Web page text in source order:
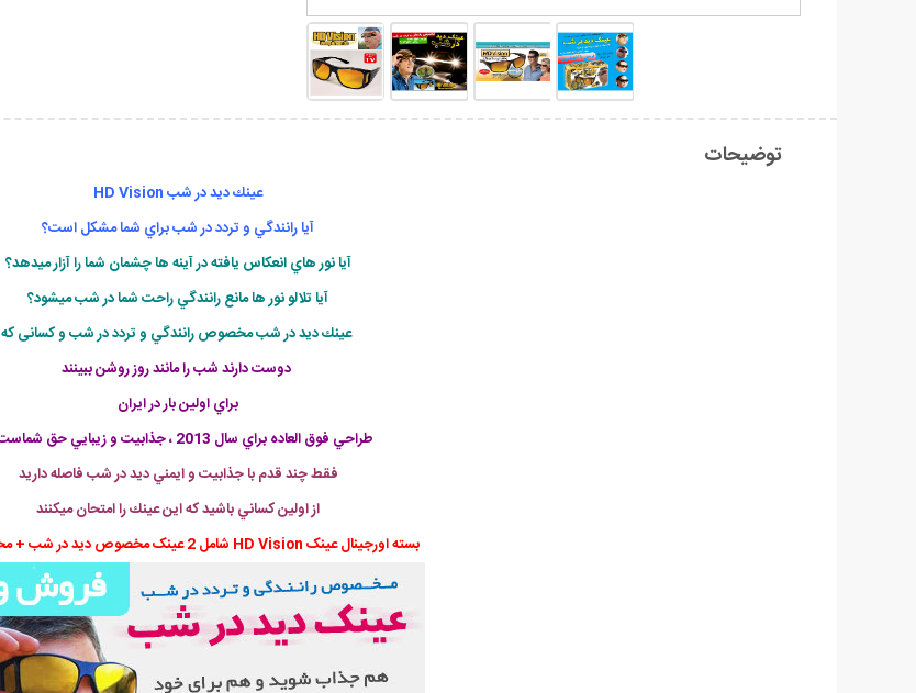
توضیحات
عينك ديد در شب HD Vision
آيا رانندگي و تردد در شب براي شما مشكل است؟
آيا نور هاي انعكاس يافته در آينه ها چشمان شما را آزار ميدهد؟
آيا تلالو نور ها مانع رانندگي راحت شما در شب ميشود؟
عينك ديد در شب مخصوص رانندگي و تردد در شب و کسانی که
دوست دارند شب را مانند روز روشن ببینند
براي اولين بار در ايران
طراحي فوق العاده براي سال 2013 ، جذابيت و زيبايي حق شماست…
فقط چند قدم با جذابيت و ايمني ديد در شب فاصله داريد
از اولين كساني باشيد كه اين عينك را امتحان ميكنند
بسته اورجينال عینک HD Vision شامل 2 عینک مخصوص دید در شب + مخصوص روز